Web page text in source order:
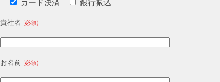
カード決済 銀行振込
貴社名 (必須)
お名前 (必須)